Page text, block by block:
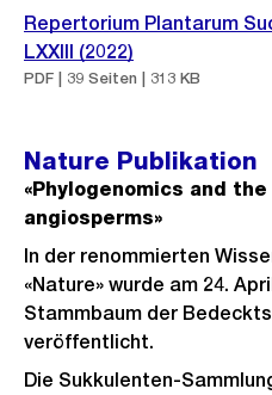
Repertorium Plantarum
LXXIII (2022)
PDF | 39 Seiten | 313 KB
Nature Publikation
«Phylogenomics and
angiosperms»
In der renommierten
«Nature» wurde am 24.
Stammbaum der
veröffentlicht.
Die Sukkulenten-